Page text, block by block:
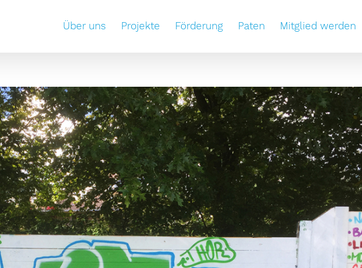
Über uns Projekte Förderung Paten Mitglied werden